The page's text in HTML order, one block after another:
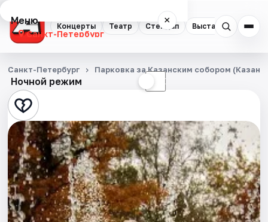
Концерты Театр Стендап Выставки
Меню ×
Санкт-Петербург
Концерты
Театр
Стендап
Выставки
Квесты
Экскурсии
Ночной режим ☾
Санкт-Петербург Парковка за Казанским собором